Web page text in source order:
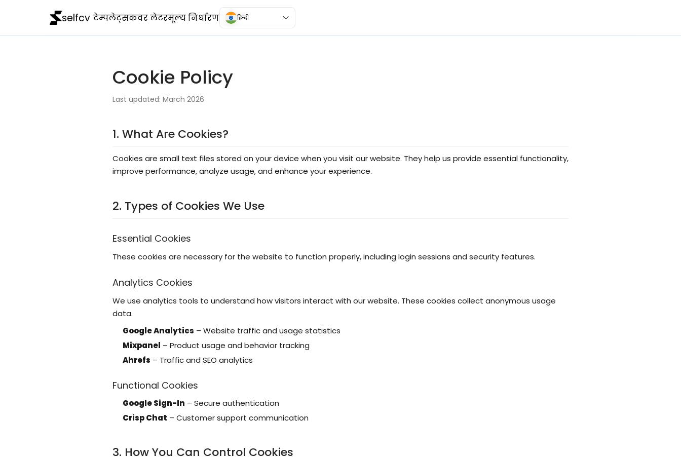
selfcv टेम्पलेट्सकवर लेटरमूल्य निर्धारण हिन्दी
Cookie Policy
Last updated: March 2026
1. What Are Cookies?
Cookies are small text files stored on your device when you visit our website. They help us provide essential functionality,
improve performance, analyze usage, and enhance your experience.
2. Types of Cookies We Use
Essential Cookies
These cookies are necessary for the website to function properly, including login sessions and security features.
Analytics Cookies
We use analytics tools to understand how visitors interact with our website. These cookies collect anonymous usage
data.
Google Analytics – Website traffic and usage statistics
Mixpanel – Product usage and behavior tracking
Ahrefs – Traffic and SEO analytics
Functional Cookies
Google Sign-In – Secure authentication
Crisp Chat – Customer support communication
3. How You Can Control Cookies